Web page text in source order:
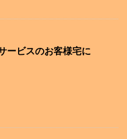
ービスのお客様宅に